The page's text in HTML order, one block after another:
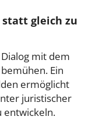
gleich zu
mit dem
Ein
ermöglicht
juristischer
entwickeln.